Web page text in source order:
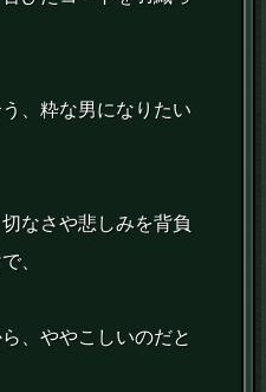
、粋な男になりたい
なさや悲しみを背負
、
、ややこしいのだと